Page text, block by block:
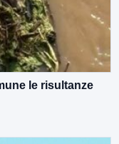
le risultanze